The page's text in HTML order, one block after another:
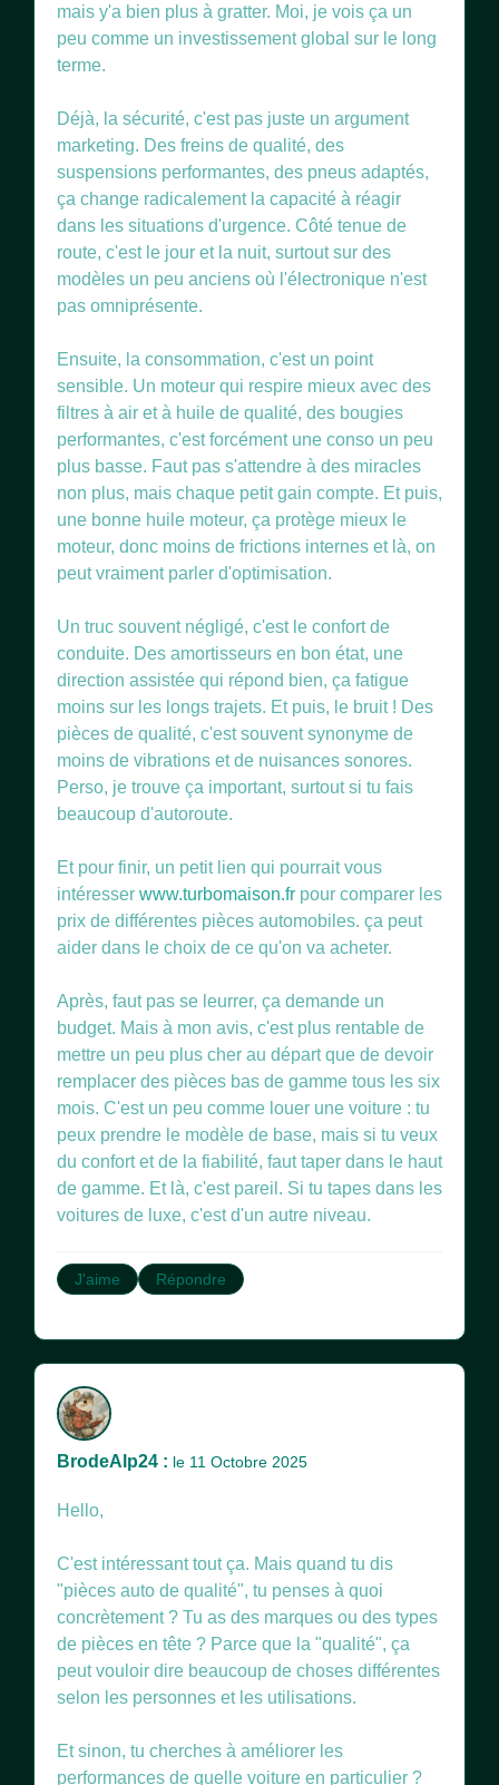
mais y'a bien plus à gratter. Moi, je vois ça un
peu comme un investissement global sur le long
terme.
Déjà, la sécurité, c'est pas juste un argument
marketing. Des freins de qualité, des
suspensions performantes, des pneus adaptés,
ça change radicalement la capacité à réagir
dans les situations d'urgence. Côté tenue de
route, c'est le jour et la nuit, surtout sur des
modèles un peu anciens où l'électronique n'est
pas omniprésente.
Ensuite, la consommation, c'est un point
sensible. Un moteur qui respire mieux avec des
filtres à air et à huile de qualité, des bougies
performantes, c'est forcément une conso un peu
plus basse. Faut pas s'attendre à des miracles
non plus, mais chaque petit gain compte. Et puis,
une bonne huile moteur, ça protège mieux le
moteur, donc moins de frictions internes et là, on
peut vraiment parler d'optimisation.
Un truc souvent négligé, c'est le confort de
conduite. Des amortisseurs en bon état, une
direction assistée qui répond bien, ça fatigue
moins sur les longs trajets. Et puis, le bruit ! Des
pièces de qualité, c'est souvent synonyme de
moins de vibrations et de nuisances sonores.
Perso, je trouve ça important, surtout si tu fais
beaucoup d'autoroute.
Et pour finir, un petit lien qui pourrait vous
intéresser www.turbomaison.fr pour comparer les
prix de différentes pièces automobiles. ça peut
aider dans le choix de ce qu'on va acheter.
Après, faut pas se leurrer, ça demande un
budget. Mais à mon avis, c'est plus rentable de
mettre un peu plus cher au départ que de devoir
remplacer des pièces bas de gamme tous les six
mois. C'est un peu comme louer une voiture : tu
peux prendre le modèle de base, mais si tu veux
du confort et de la fiabilité, faut taper dans le haut
de gamme. Et là, c'est pareil. Si tu tapes dans les
voitures de luxe, c'est d'un autre niveau.
J'aime Répondre
BrodeAlp24 : le 11 Octobre 2025
Hello,
C'est intéressant tout ça. Mais quand tu dis
"pièces auto de qualité", tu penses à quoi
concrètement ? Tu as des marques ou des types
de pièces en tête ? Parce que la "qualité", ça
peut vouloir dire beaucoup de choses différentes
selon les personnes et les utilisations.
Et sinon, tu cherches à améliorer les
performances de quelle voiture en particulier ?